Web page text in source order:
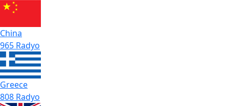
China
965 Radyo
Greece
808 Radyo